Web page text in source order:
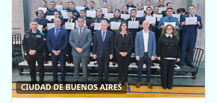
CIUDAD DE BUENOS AIRES